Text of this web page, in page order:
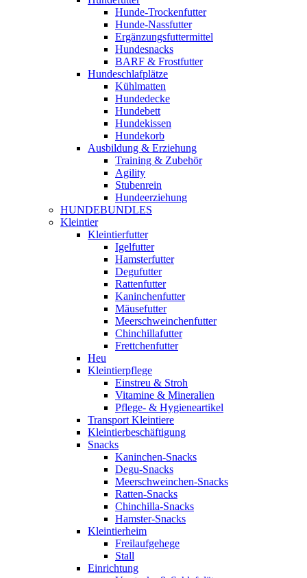
Hunde-Trockenfutter
Hunde-Nassfutter
Ergänzungsfuttermittel
Hundesnacks
BARF & Frostfutter
Hundeschlafplätze
Kühlmatten
Hundedecke
Hundebett
Hundekissen
Hundekorb
Ausbildung & Erziehung
Training & Zubehör
Agility
Stubenrein
Hundeerziehung
HUNDEBUNDLES
Kleintier
Kleintierfutter
Igelfutter
Hamsterfutter
Degufutter
Rattenfutter
Kaninchenfutter
Mäusefutter
Meerschweinchenfutter
Chinchillafutter
Frettchenfutter
Heu
Kleintierpflege
Einstreu & Stroh
Vitamine & Mineralien
Pflege- & Hygieneartikel
Transport Kleintiere
Kleintierbeschäftigung
Snacks
Kaninchen-Snacks
Degu-Snacks
Meerschweinchen-Snacks
Ratten-Snacks
Chinchilla-Snacks
Hamster-Snacks
Kleintierheim
Freilaufgehege
Stall
Einrichtung